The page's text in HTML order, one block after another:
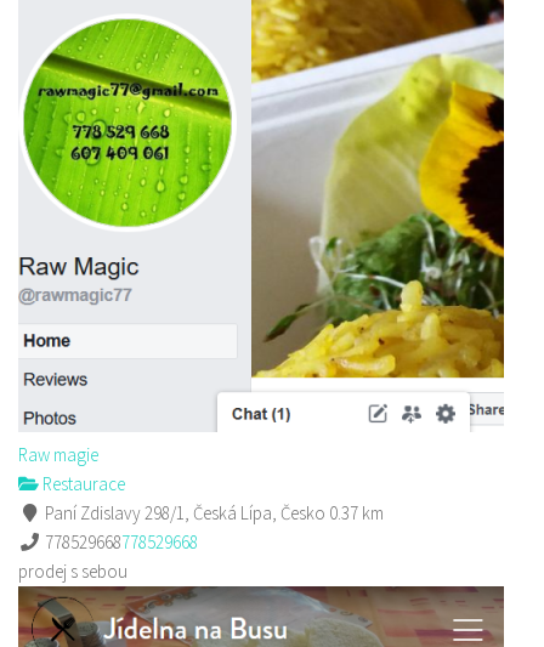
Raw magie
Restaurace
Paní Zdislavy 298/1, Česká Lípa, Česko 0.37 km
778529668778529668
prodej s sebou